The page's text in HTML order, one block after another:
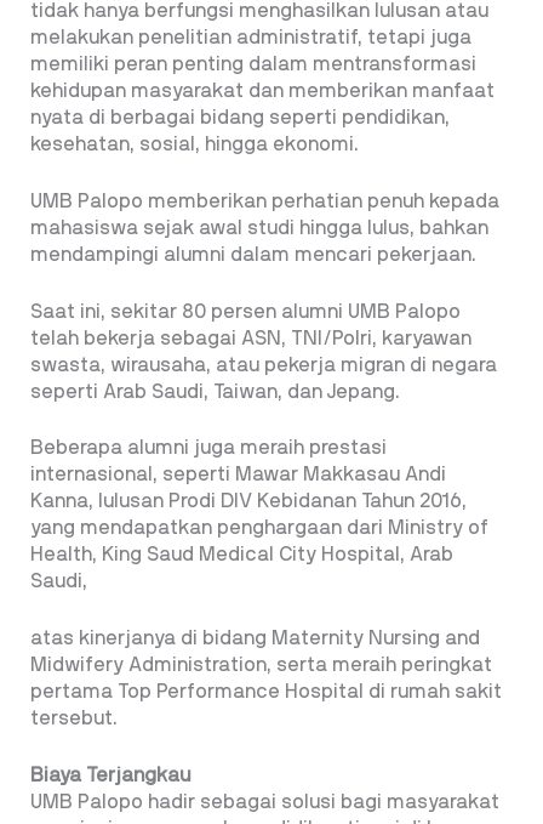
tidak hanya berfungsi menghasilkan lulusan atau
melakukan penelitian administratif, tetapi juga
memiliki peran penting dalam mentransformasi
kehidupan masyarakat dan memberikan manfaat
nyata di berbagai bidang seperti pendidikan,
kesehatan, sosial, hingga ekonomi.
UMB Palopo memberikan perhatian penuh kepada
mahasiswa sejak awal studi hingga lulus, bahkan
mendampingi alumni dalam mencari pekerjaan.
Saat ini, sekitar 80 persen alumni UMB Palopo
telah bekerja sebagai ASN, TNI/Polri, karyawan
swasta, wirausaha, atau pekerja migran di negara
seperti Arab Saudi, Taiwan, dan Jepang.
Beberapa alumni juga meraih prestasi
internasional, seperti Mawar Makkasau Andi
Kanna, lulusan Prodi DIV Kebidanan Tahun 2016,
yang mendapatkan penghargaan dari Ministry of
Health, King Saud Medical City Hospital, Arab
Saudi,
atas kinerjanya di bidang Maternity Nursing and
Midwifery Administration, serta meraih peringkat
pertama Top Performance Hospital di rumah sakit
tersebut.
Biaya Terjangkau
UMB Palopo hadir sebagai solusi bagi masyarakat